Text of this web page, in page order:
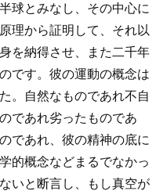
球とみなし、その中心に
理から証明して、それ以
を納得させ、また二千年
です。彼の運動の概念は
。自然なものであれ不自
であれ劣ったものであ
であれ、彼の精神の底に
的概念などまるでなかっ
いと断言し、もし真空が